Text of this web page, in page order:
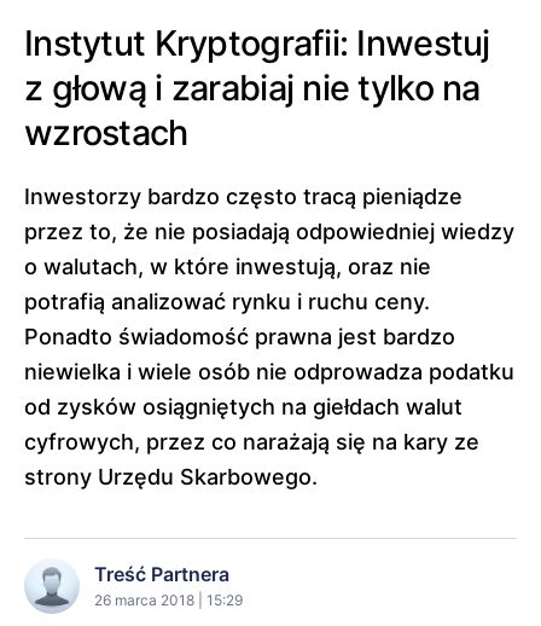
Instytut Kryptografii: Inwestuj
z głową i zarabiaj nie tylko na
wzrostach
Inwestorzy bardzo często tracą pieniądze
przez to, że nie posiadają odpowiedniej wiedzy
o walutach, w które inwestują, oraz nie
potrafią analizować rynku i ruchu ceny.
Ponadto świadomość prawna jest bardzo
niewielka i wiele osób nie odprowadza podatku
od zysków osiągniętych na giełdach walut
cyfrowych, przez co narażają się na kary ze
strony Urzędu Skarbowego.
Treść Partnera
26 marca 2018 | 15:29